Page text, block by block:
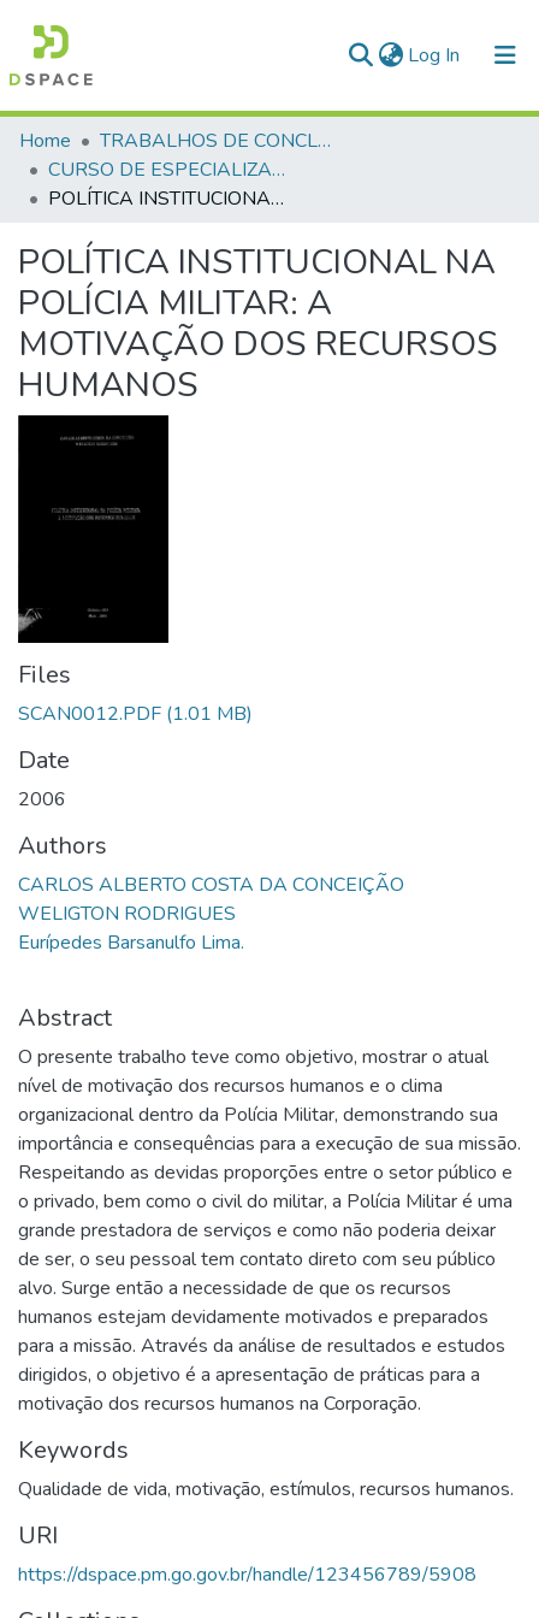
Log In (current)
Communities & Collections
All of DSpace
Home
TRABALHOS DE CONCLUSÃO DE CURSO - CAESP (CURSO DE ESPECIALIZAÇÃO EM ALTOS ESTUDOS EM SEGURANÇA PÚBLICA)
CURSO DE ESPECIALIZAÇÃO EM ALTOS ESTUDOS EM SEGURANÇA PÚBLICA - CAESP - 2006
POLÍTICA INSTITUCIONAL NA POLÍCIA MILITAR: A MOTIVAÇÃO DOS RECURSOS HUMANOS
POLÍTICA INSTITUCIONAL NA
POLÍCIA MILITAR: A
MOTIVAÇÃO DOS RECURSOS
HUMANOS
Files
SCAN0012.PDF (1.01 MB)
Date
2006
Authors
CARLOS ALBERTO COSTA DA CONCEIÇÃO
WELIGTON RODRIGUES
Eurípedes Barsanulfo Lima.
Abstract
O presente trabalho teve como objetivo, mostrar o atual
nível de motivação dos recursos humanos e o clima
organizacional dentro da Polícia Militar, demonstrando sua
importância e consequências para a execução de sua missão.
Respeitando as devidas proporções entre o setor público e
o privado, bem como o civil do militar, a Polícia Militar é uma
grande prestadora de serviços e como não poderia deixar
de ser, o seu pessoal tem contato direto com seu público
alvo. Surge então a necessidade de que os recursos
humanos estejam devidamente motivados e preparados
para a missão. Através da análise de resultados e estudos
dirigidos, o objetivo é a apresentação de práticas para a
motivação dos recursos humanos na Corporação.
Keywords
Qualidade de vida, motivação, estímulos, recursos humanos.
URI
https://dspace.pm.go.gov.br/handle/123456789/5908